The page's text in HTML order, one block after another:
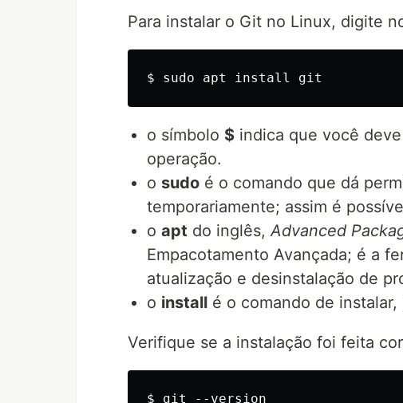
Para instalar o Git no Linux, digite
o símbolo $ indica que você
operação.
o sudo é o comando que dá
temporariamente; assim é
o apt do inglês,Advanced
Empacotamento Avançada; é a
atualização e desinstalação de
o install é o comando de
Verifique se a instalação foi feita